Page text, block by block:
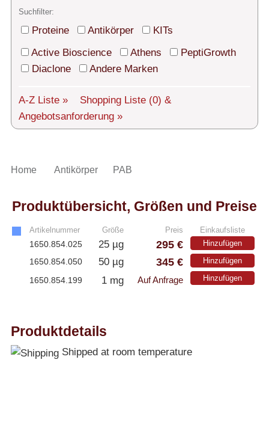
Versand
Über uns
Service
AGBs
Suchfilter:
Proteine Antikörper
KITs
Active Bioscience
Athens
PeptiGrowth
Diaclone
Andere Marken
A-Z Liste » Shopping Liste (0) &
Angebotsanforderung »
Home Antikörper PAB
Produktübersicht, Größen und Preise
Artikelnummer Größe Preis Einkaufsliste
1650.854.025 25 µg 295 € Hinzufügen
1650.854.050 50 µg 345 € Hinzufügen
1650.854.199 1 mg Auf Anfrage Hinzufügen
Produktdetails
Shipped at room temperature